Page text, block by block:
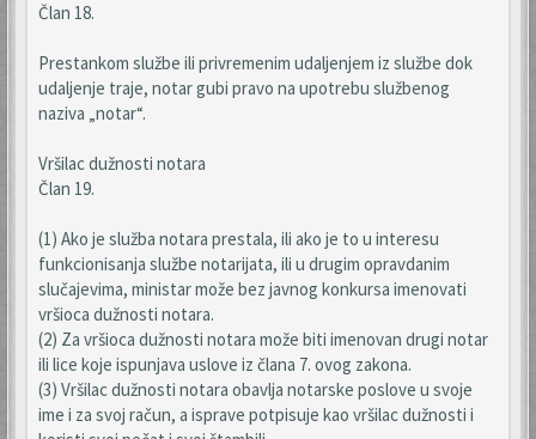
Član 18.
Prestankom službe ili privremenim udaljenjem iz službe dok
udaljenje traje, notar gubi pravo na upotrebu službenog
naziva „notar“.
Vršilac dužnosti notara
Član 19.
(1) Ako je služba notara prestala, ili ako je to u interesu
funkcionisanja službe notarijata, ili u drugim opravdanim
slučajevima, ministar može bez javnog konkursa imenovati
vršioca dužnosti notara.
(2) Za vršioca dužnosti notara može biti imenovan drugi notar
ili lice koje ispunjava uslove iz člana 7. ovog zakona.
(3) Vršilac dužnosti notara obavlja notarske poslove u svoje
ime i za svoj račun, a isprave potpisuje kao vršilac dužnosti i